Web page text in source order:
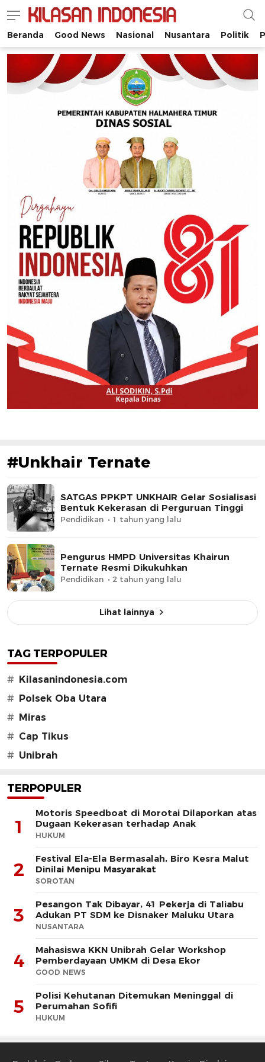
Kilasan Indonesia
Satu-satunya di Indonesia
Beranda Good News Nasional Nusantara Politik
#Unkhair Ternate
SATGAS PPKPT UNKHAIR Gelar Sosialisasi
Bentuk Kekerasan di Perguruan Tinggi
Pendidikan 1 tahun yang lalu
Pengurus HMPD Universitas Khairun
Ternate Resmi Dikukuhkan
Pendidikan 2 tahun yang lalu
Lihat lainnya
TAG TERPOPULER
# Kilasanindonesia.com
# Polsek Oba Utara
# Miras
# Cap Tikus
# Unibrah
TERPOPULER
1
Motoris Speedboat di Morotai Dilaporkan atas
Dugaan Kekerasan terhadap Anak
HUKUM
2
Festival Ela-Ela Bermasalah, Biro Kesra Malut
Dinilai Menipu Masyarakat
SOROTAN
3
Pesangon Tak Dibayar, 41 Pekerja di Taliabu
Adukan PT SDM ke Disnaker Maluku Utara
NUSANTARA
4
Mahasiswa KKN Unibrah Gelar Workshop
Pemberdayaan UMKM di Desa Ekor
GOOD NEWS
5
Polisi Kehutanan Ditemukan Meninggal di
Perumahan Sofifi
HUKUM